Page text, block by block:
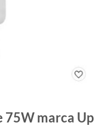
75W marca Up